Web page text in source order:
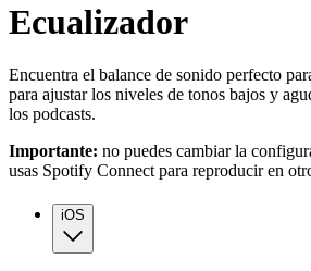
Ecualizador
Encuentra el balance de sonido perfecto
para ajustar los niveles de tonos bajos y
los podcasts.
Importante: no puedes cambiar la
usas Spotify Connect para reproducir en
iOS